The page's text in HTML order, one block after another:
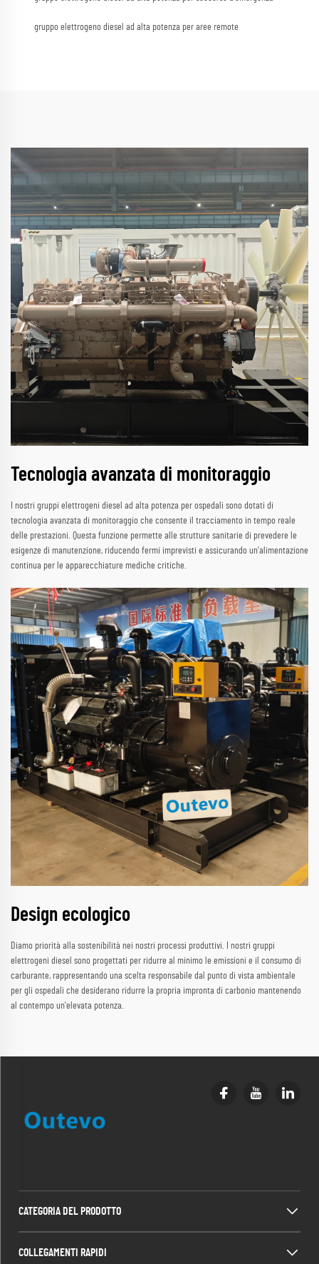
gruppo elettrogeno diesel ad alta potenza per aree remote
Tecnologia avanzata di monitoraggio
I nostri gruppi elettrogeni diesel ad alta potenza per ospedali sono dotati di
tecnologia avanzata di monitoraggio che consente il tracciamento in tempo reale
delle prestazioni. Questa funzione permette alle strutture sanitarie di prevedere le
esigenze di manutenzione, riducendo fermi imprevisti e assicurando un'alimentazione
continua per le apparecchiature mediche critiche.
Design ecologico
Diamo priorità alla sostenibilità nei nostri processi produttivi. I nostri gruppi
elettrogeni diesel sono progettati per ridurre al minimo le emissioni e il consumo di
carburante, rappresentando una scelta responsabile dal punto di vista ambientale
per gli ospedali che desiderano ridurre la propria impronta di carbonio mantenendo
al contempo un'elevata potenza.
CATEGORIA DEL PRODOTTO
COLLEGAMENTI RAPIDI